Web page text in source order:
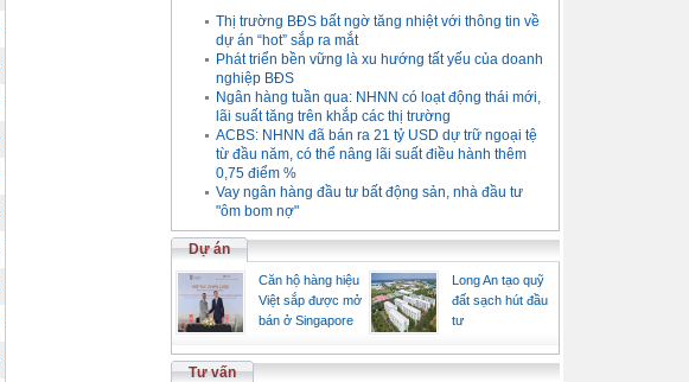
Thị trường BĐS bất ngờ tăng nhiệt với thông tin về
dự án “hot” sắp ra mắt
Phát triển bền vững là xu hướng tất yếu của doanh
nghiệp BĐS
Ngân hàng tuần qua: NHNN có loạt động thái mới,
lãi suất tăng trên khắp các thị trường
ACBS: NHNN đã bán ra 21 tỷ USD dự trữ ngoại tệ
từ đầu năm, có thể nâng lãi suất điều hành thêm
0,75 điểm %
Vay ngân hàng đầu tư bất động sản, nhà đầu tư
"ôm bom nợ"
Dự án
Căn hộ hàng hiệu
Việt sắp được mở
bán ở Singapore
Long An tạo quỹ
đất sạch hút đầu
tư
Tư vấn